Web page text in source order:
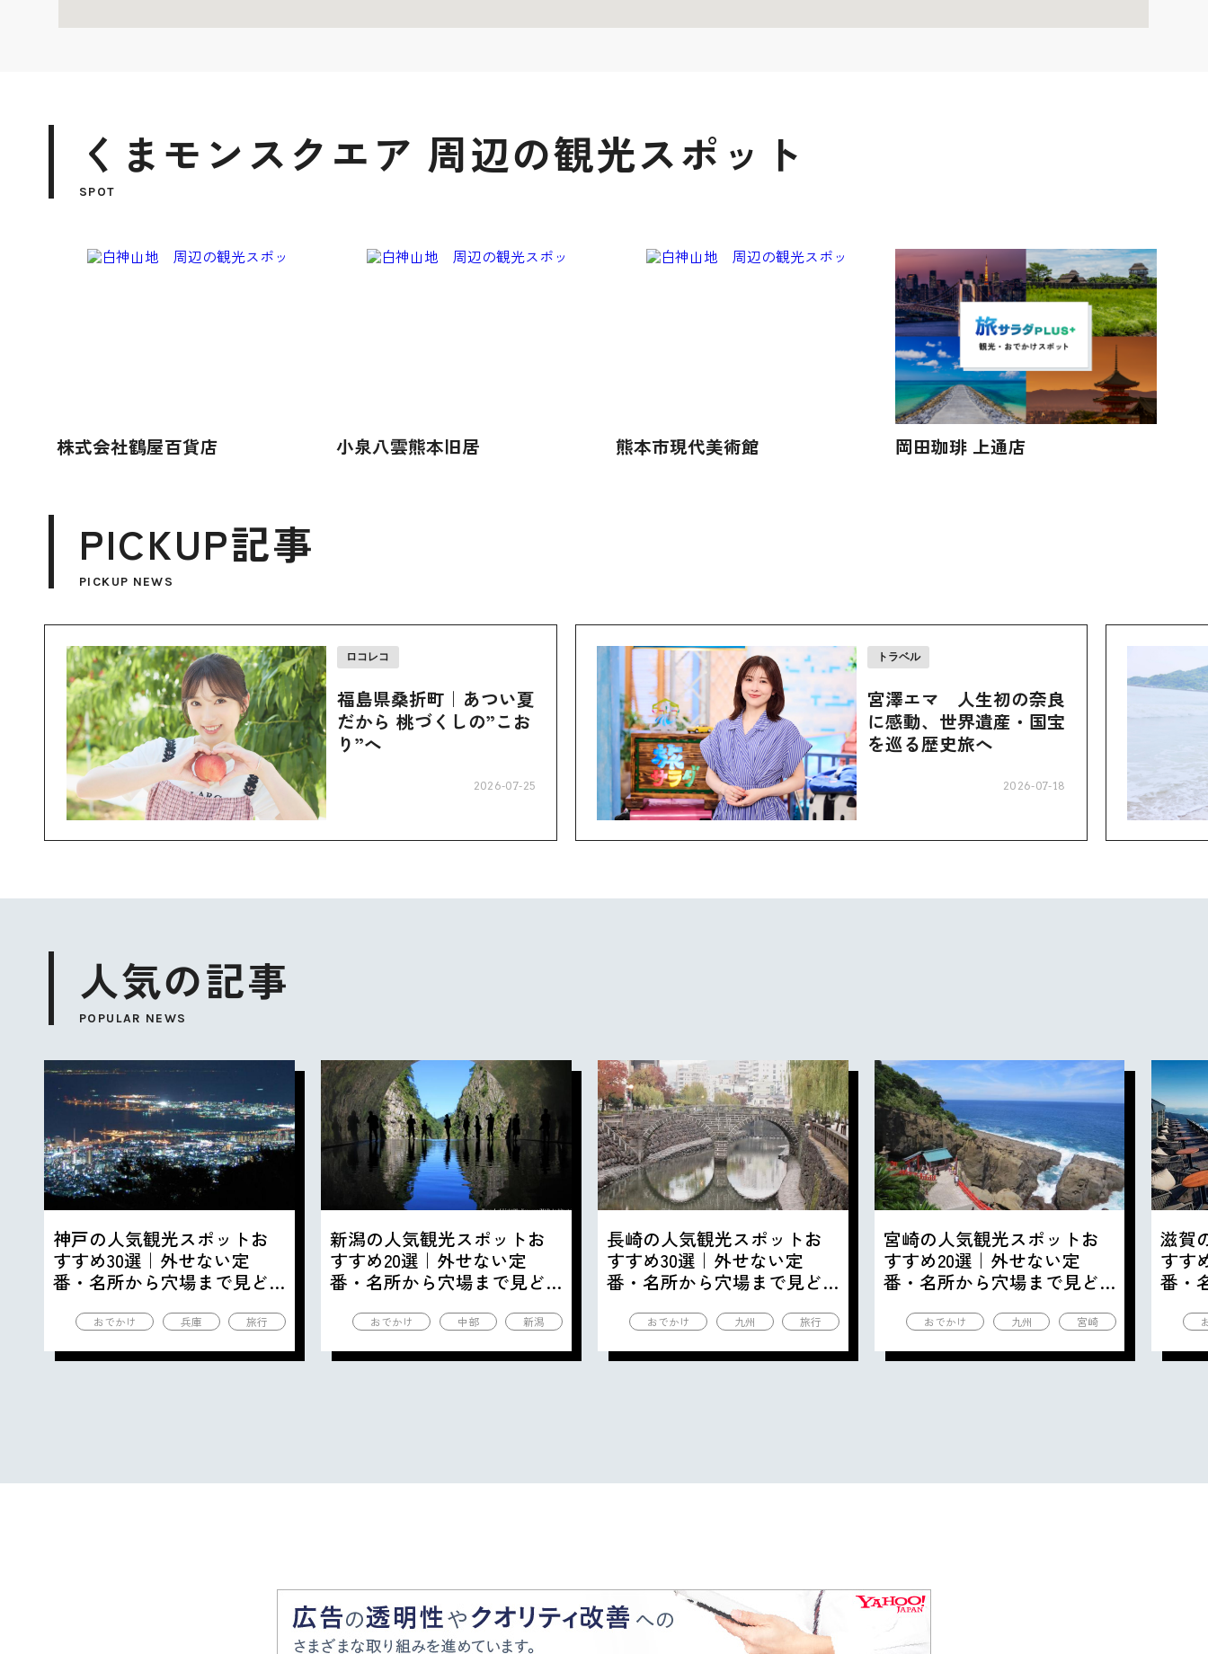
くまモンスクエア 周辺の観光スポット
SPOT
株式会社鶴屋百貨店 小泉八雲熊本旧居 熊本市現代美術館 岡田珈琲 上通店
PICKUP記事
PICKUP NEWS
ロコレコ
福島県桑折町｜あつい夏
だから 桃づくしの”こお
り”へ
2026-07-25
トラベル
宮澤エマ 人生初の奈良
に感動、世界遺産・国宝
を巡る歴史旅へ
2026-07-18
人気の記事
POPULAR NEWS
神戸の人気観光スポットお
すすめ30選｜外せない定
番・名所から穴場まで見ど
おでかけ 兵庫 旅行
新潟の人気観光スポットお
すすめ20選｜外せない定
番・名所から穴場まで見ど
おでかけ 中部 新潟
長崎の人気観光スポットお
すすめ30選｜外せない定
番・名所から穴場まで見ど
おでかけ 九州 旅行
宮崎の人気観光スポットお
すすめ20選｜外せない定
番・名所から穴場まで見ど
おでかけ 九州 宮崎
滋賀
すす
番・